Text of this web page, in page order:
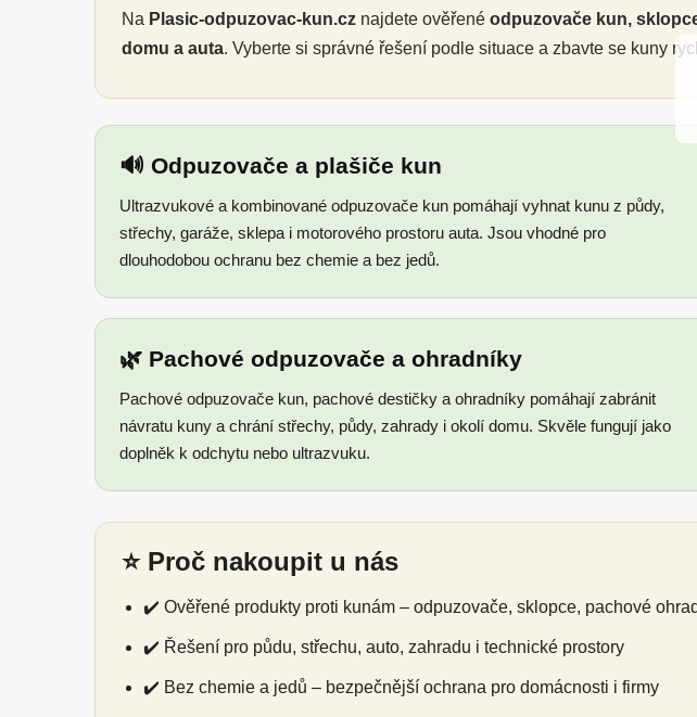
Na Plasic-odpuzovac-kun.cz najdete ověřené odpuzovače kun,
domu a auta. Vyberte si správné řešení podle situace a zbavte se kuny
🔊 Odpuzovače a plašiče kun
Ultrazvukové a kombinované odpuzovače kun pomáhají vyhnat kunu z půdy,
střechy, garáže, sklepa i motorového prostoru auta. Jsou vhodné pro
dlouhodobou ochranu bez chemie a bez jedů.
🌿 Pachové odpuzovače a ohradníky
Pachové odpuzovače kun, pachové destičky a ohradníky pomáhají zabránit
návratu kuny a chrání střechy, půdy, zahrady i okolí domu. Skvěle fungují jako
doplněk k odchytu nebo ultrazvuku.
⭐ Proč nakoupit u nás
✔️ Ověřené produkty proti kunám – odpuzovače, sklopce, pachové
✔️ Řešení pro půdu, střechu, auto, zahradu i technické prostory
✔️ Bez chemie a jedů – bezpečnější ochrana pro domácnosti i firmy